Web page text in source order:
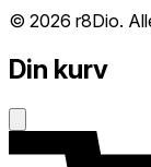
© 2026 r8Dio.
Din kurv